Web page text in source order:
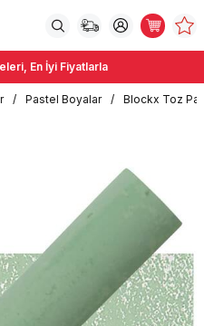
En İyi Fiyatlarla
/ Pastel Boyalar / Blockx Toz